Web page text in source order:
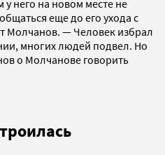
него на новом месте не
еще до его ухода с
Молчанов. — Человек избрал
многих людей подвел. Но
о Молчанове говорить